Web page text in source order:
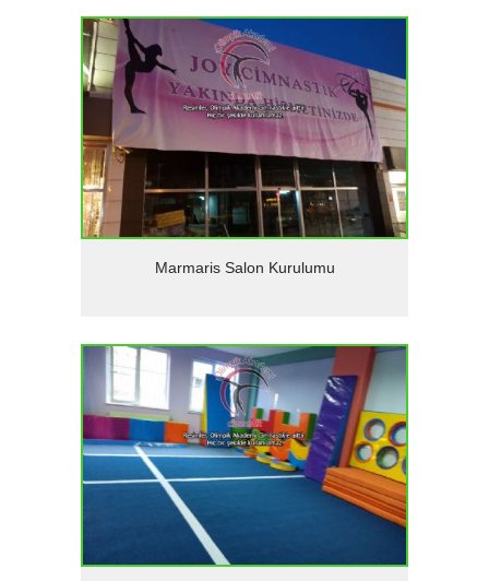
Detaylar
Marmaris Salon Kurulumu